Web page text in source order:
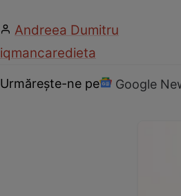
Andreea Dumitru
iqmancaredieta
Urmărește-ne pe Google